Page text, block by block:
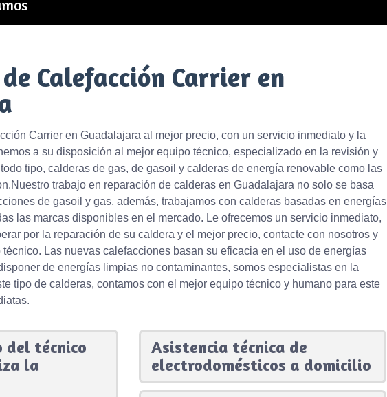
Calefacción Carrier en
Carrier en Guadalajara al mejor precio, con un servicio inmediato y la
a su disposición al mejor equipo técnico, especializado en la revisión y
tipo, calderas de gas, de gasoil y calderas de energía renovable como las
trabajo en reparación de calderas en Guadalajara no solo se basa
de gasoil y gas, además, trabajamos con calderas basadas en energías
las marcas disponibles en el mercado. Le ofrecemos un servicio inmediato,
por la reparación de su caldera y el mejor precio, contacte con nosotros y
Las nuevas calefacciones basan su eficacia en el uso de energías
de energías limpias no contaminantes, somos especialistas en la
tipo de calderas, contamos con el mejor equipo técnico y humano para este
del técnico
la
Asistencia técnica de
electrodomésticos a domicilio